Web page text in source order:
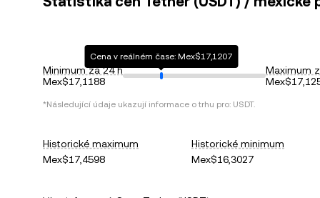
Minimum za 24 h
Mex$17,1188
Cena v reálném čase: Mex$17,1207
Maximum
*Následující údaje ukazují informace o trhu pro: USDT.
Historické maximum
Mex$17,4598
Historické minimum
Mex$16,3027